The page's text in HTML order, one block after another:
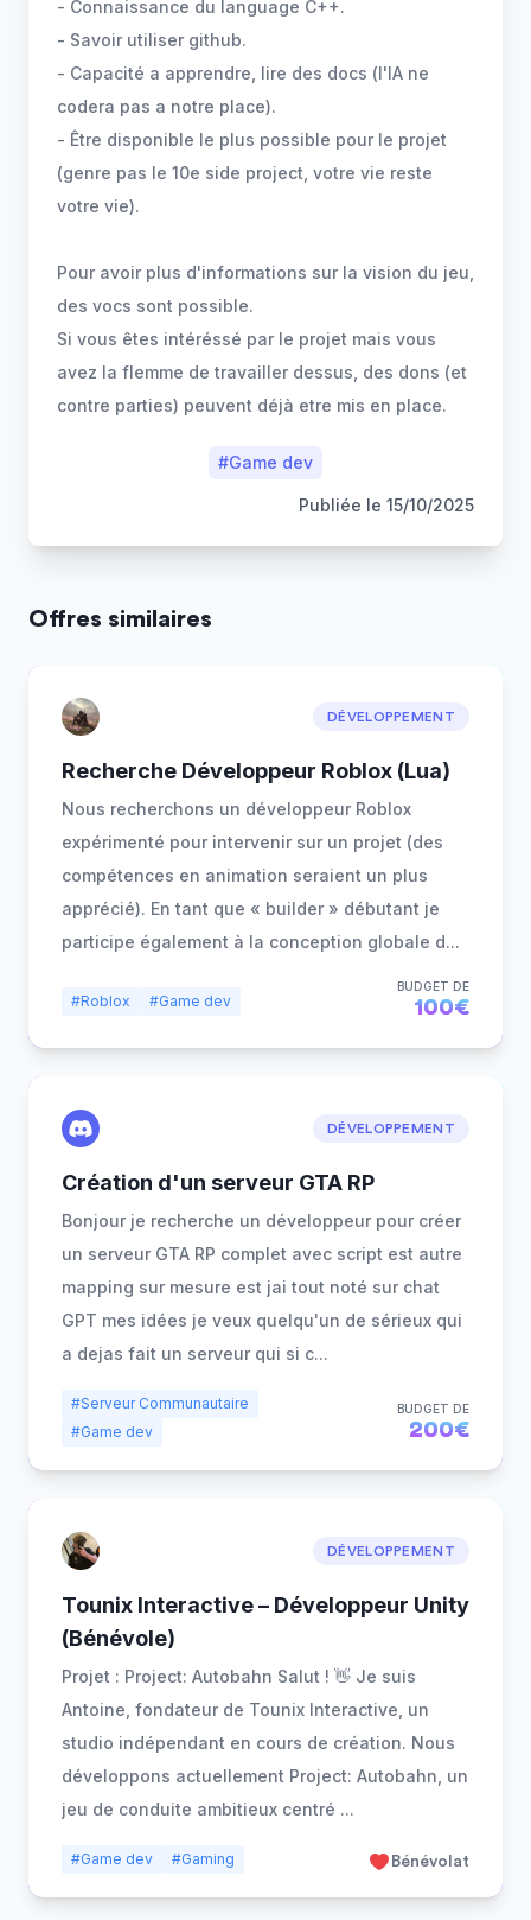
- Connaissance du language C++.
- Savoir utiliser github.
- Capacité a apprendre, lire des docs (l'IA ne
codera pas a notre place).
- Être disponible le plus possible pour le projet
(genre pas le 10e side project, votre vie reste
votre vie).
Pour avoir plus d'informations sur la vision du jeu,
des vocs sont possible.
Si vous êtes intéréssé par le projet mais vous
avez la flemme de travailler dessus, des dons (et
contre parties) peuvent déjà etre mis en place.
#Game dev
Publiée le 15/10/2025
Offres similaires
DÉVELOPPEMENT
Recherche Développeur Roblox (Lua)
Nous recherchons un développeur Roblox
expérimenté pour intervenir sur un projet (des
compétences en animation seraient un plus
apprécié). En tant que « builder » débutant je
participe également à la conception globale d...
#Roblox #Game dev
BUDGET DE
100€
DÉVELOPPEMENT
Création d'un serveur GTA RP
Bonjour je recherche un développeur pour créer
un serveur GTA RP complet avec script est autre
mapping sur mesure est jai tout noté sur chat
GPT mes idées je veux quelqu'un de sérieux qui
a dejas fait un serveur qui si c...
#Serveur Communautaire
#Game dev
BUDGET DE
200€
DÉVELOPPEMENT
Tounix Interactive – Développeur Unity
(Bénévole)
Projet : Project: Autobahn Salut ! 👋 Je suis
Antoine, fondateur de Tounix Interactive, un
studio indépendant en cours de création. Nous
développons actuellement Project: Autobahn, un
jeu de conduite ambitieux centré ...
#Game dev #Gaming Bénévolat